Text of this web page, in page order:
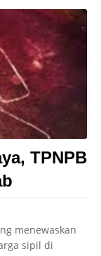
TPNPB
menewaskan
sipil di